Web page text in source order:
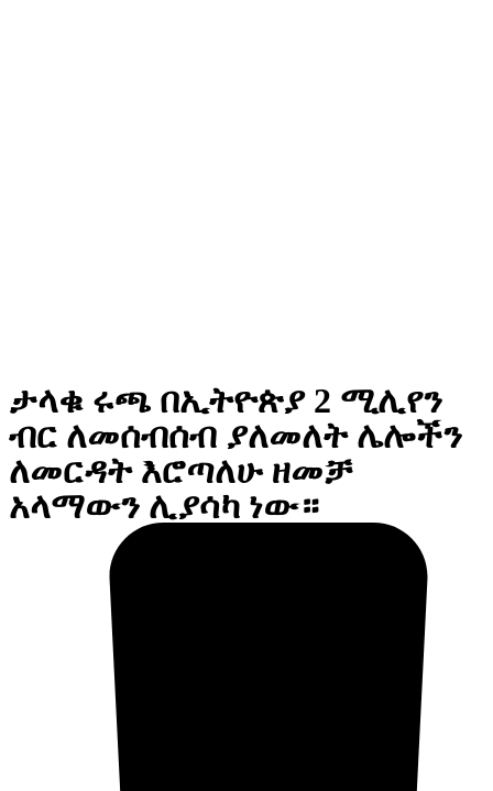
ታላቁ ሩጫ በኢትዮጵያ 2 ሚሊየን
ብር ለመሰብሰብ ያለመለት ሌሎችን
ለመርዳት እሮጣለሁ ዘመቻ
አላማውን ሊያሳካ ነው።